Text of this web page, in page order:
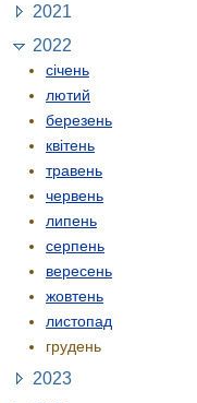
2021
2022
січень
лютий
березень
квітень
травень
червень
липень
серпень
вересень
жовтень
листопад
грудень
2023